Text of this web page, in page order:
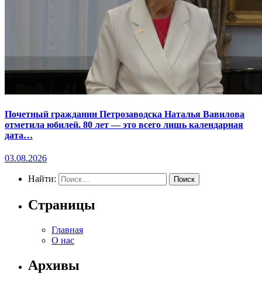
Почетный гражданин Петрозаводска Наталья Вавилова
отметила юбилей. 80 лет — это всего лишь календарная
дата…
03.08.2026
Найти:
Страницы
Главная
О нас
Архивы